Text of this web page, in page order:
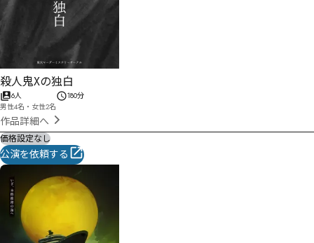
殺人鬼Xの独白
6人
男性4名・女性2名
180分
作品詳細へ
価格設定なし
公演を依頼する